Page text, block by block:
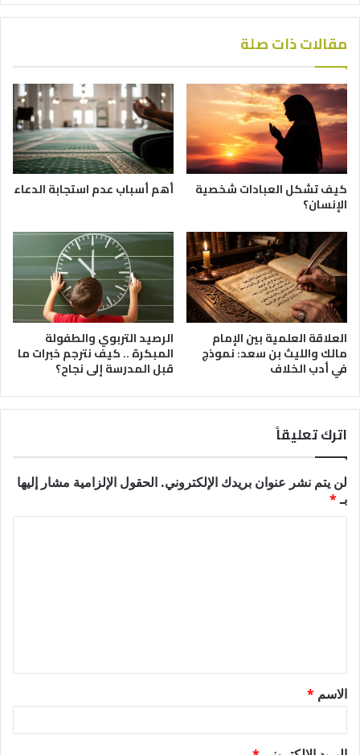
مقالات ذات صلة
كيف تشكل العبادات شخصية
الإنسان؟
أهم أسباب عدم استجابة الدعاء
العلاقة العلمية بين الإمام
مالك والليث بن سعد: نموذج
في أدب الخلاف
الرصيد التربوي والطفولة
المبكرة .. كيف نترجم خبرات ما
قبل المدرسة إلى نجاح؟
اترك تعليقاً
لن يتم نشر عنوان بريدك الإلكتروني. الحقول الإلزامية مشار إليها
بـ*
ق
*
الاسم *